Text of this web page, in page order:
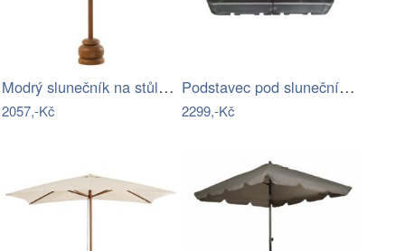
Modrý slunečník na stůl s třásněmi a…
2057,-Kč
Podstavec pod slunečník Houseland Klyon…
2299,-Kč